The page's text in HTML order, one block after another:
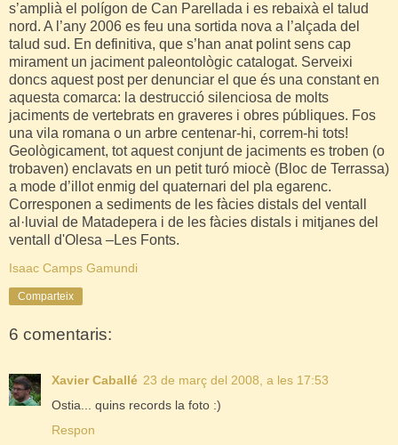
s’amplià el polígon de Can Parellada i es rebaixà el talud
nord. A l’any 2006 es feu una sortida nova a l’alçada del
talud sud. En definitiva, que s’han anat polint sens cap
mirament un jaciment paleontològic catalogat. Serveixi
doncs aquest post per denunciar el que és una constant en
aquesta comarca: la destrucció silenciosa de molts
jaciments de vertebrats en graveres i obres públiques. Fos
una vila romana o un arbre centenar-hi, correm-hi tots!
Geològicament, tot aquest conjunt de jaciments es troben (o
trobaven) enclavats en un petit turó miocè (Bloc de Terrassa)
a mode d’illot enmig del quaternari del pla egarenc.
Corresponen a sediments de les fàcies distals del ventall
al·luvial de Matadepera i de les fàcies distals i mitjanes del
ventall d'Olesa –Les Fonts.
Isaac Camps Gamundi
Comparteix
6 comentaris:
Xavier Caballé 23 de març del 2008, a les 17:53
Ostia... quins records la foto :)
Respon